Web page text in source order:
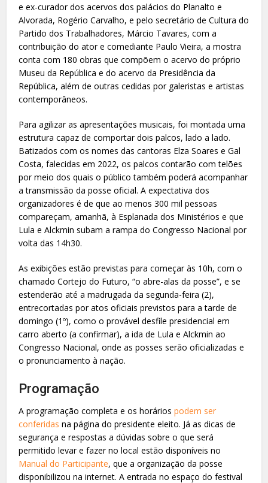
e ex-curador dos acervos dos palácios do Planalto e
Alvorada, Rogério Carvalho, e pelo secretário de Cultura do
Partido dos Trabalhadores, Márcio Tavares, com a
contribuição do ator e comediante Paulo Vieira, a mostra
conta com 180 obras que compõem o acervo do próprio
Museu da República e do acervo da Presidência da
República, além de outras cedidas por galeristas e artistas
contemporâneos.
Para agilizar as apresentações musicais, foi montada uma
estrutura capaz de comportar dois palcos, lado a lado.
Batizados com os nomes das cantoras Elza Soares e Gal
Costa, falecidas em 2022, os palcos contarão com telões
por meio dos quais o público também poderá acompanhar
a transmissão da posse oficial. A expectativa dos
organizadores é de que ao menos 300 mil pessoas
compareçam, amanhã, à Esplanada dos Ministérios e que
Lula e Alckmin subam a rampa do Congresso Nacional por
volta das 14h30.
As exibições estão previstas para começar às 10h, com o
chamado Cortejo do Futuro, “o abre-alas da posse”, e se
estenderão até a madrugada da segunda-feira (2),
entrecortadas por atos oficiais previstos para a tarde de
domingo (1º), como o provável desfile presidencial em
carro aberto (a confirmar), a ida de Lula e Alckmin ao
Congresso Nacional, onde as posses serão oficializadas e
o pronunciamento à nação.
Programação
A programação completa e os horáriospodem ser
conferidas na página do presidente eleito. Já as dicas de
segurança e respostas a dúvidas sobre o que será
permitido levar e fazer no local estão disponíveis no
Manual do Participante, que a organização da posse
disponibilizou na internet. A entrada no espaço do festival